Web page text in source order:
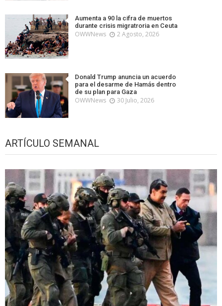
Aumenta a 90 la cifra de muertos
durante crisis migratroria en Ceuta
OWWNews 2 Agosto, 2026
Donald Trump anuncia un acuerdo
para el desarme de Hamás dentro
de su plan para Gaza
OWWNews 30 Julio, 2026
ARTÍCULO SEMANAL